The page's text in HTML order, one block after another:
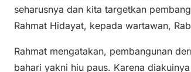
seharusnya dan kita targetkan
Rahmat Hidayat, kepada wartawan,
Rahmat mengatakan, pembangunan
bahari yakni hiu paus. Karena